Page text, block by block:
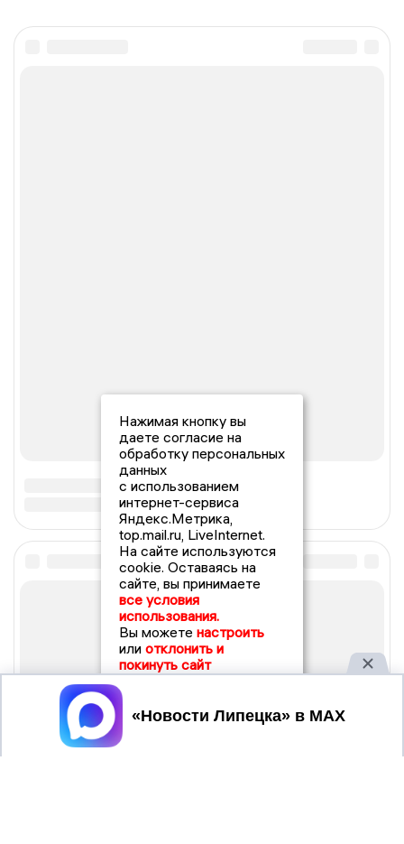
Нажимая кнопку вы
даете согласие на
обработку персональных
данных
с использованием
интернет-сервиса
Яндекс.Метрика,
top.mail.ru, LiveInternet.
На сайте используются
cookie. Оставаясь на
сайте, вы принимаете
все условия
использования.
Вы можете настроить
или отклонить и
покинуть сайт
Принять